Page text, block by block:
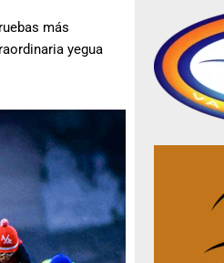
más
yegua